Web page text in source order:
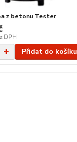
z betonu Tester
DPH
Přidat do košíku